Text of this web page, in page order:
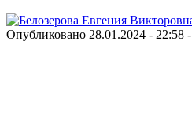
Опубликовано 28.01.2024 - 22:58 -